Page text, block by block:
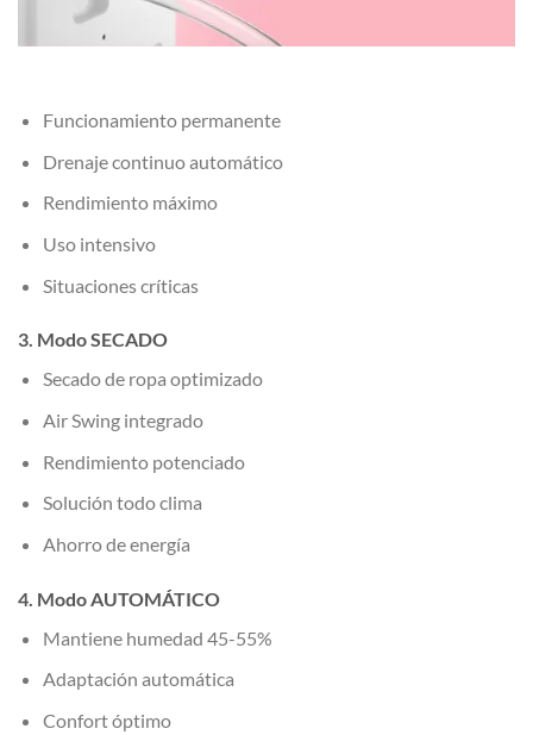
Funcionamiento permanente
Drenaje continuo automático
Rendimiento máximo
Uso intensivo
Situaciones críticas
3. Modo SECADO
Secado de ropa optimizado
Air Swing integrado
Rendimiento potenciado
Solución todo clima
Ahorro de energía
4. Modo AUTOMÁTICO
Mantiene humedad 45-55%
Adaptación automática
Confort óptimo